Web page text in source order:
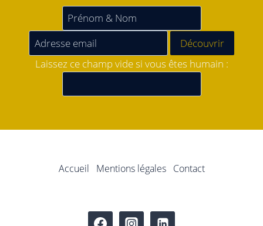
Laissez ce champ vide si vous êtes humain :
Accueil Mentions légales Contact